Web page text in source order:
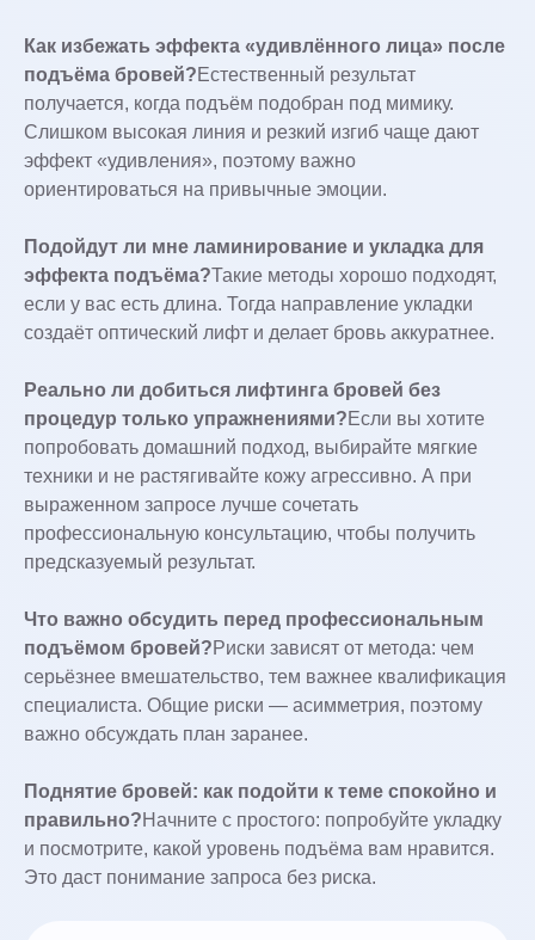
Как избежать эффекта «удивлённого лица» после
подъёма бровей?Естественный результат
получается, когда подъём подобран под мимику.
Слишком высокая линия и резкий изгиб чаще дают
эффект «удивления», поэтому важно
ориентироваться на привычные эмоции.
Подойдут ли мне ламинирование и укладка для
эффекта подъёма?Такие методы хорошо подходят,
если у вас есть длина. Тогда направление укладки
создаёт оптический лифт и делает бровь аккуратнее.
Реально ли добиться лифтинга бровей без
процедур только упражнениями?Если вы хотите
попробовать домашний подход, выбирайте мягкие
техники и не растягивайте кожу агрессивно. А при
выраженном запросе лучше сочетать
профессиональную консультацию, чтобы получить
предсказуемый результат.
Что важно обсудить перед профессиональным
подъёмом бровей?Риски зависят от метода: чем
серьёзнее вмешательство, тем важнее квалификация
специалиста. Общие риски — асимметрия, поэтому
важно обсуждать план заранее.
Поднятие бровей: как подойти к теме спокойно и
правильно?Начните с простого: попробуйте укладку
и посмотрите, какой уровень подъёма вам нравится.
Это даст понимание запроса без риска.